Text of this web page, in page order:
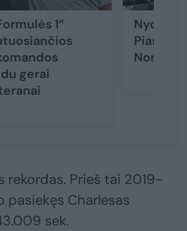
1“
gerai
Piastri
Norriso
rekordas. Prieš tai 2019-
pasiekęs Charlesas
sek.